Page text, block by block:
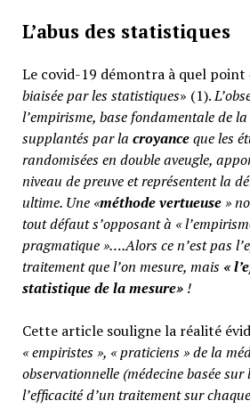
L’abus des statistiques
Le covid-19 démontra à quel point
biaisée par les statistiques» (1).
l’empirisme, base fondamentale de
supplantés par la croyanceque les
randomisées en double aveugle,
niveau de preuve et représentent la
ultime. Une «méthode vertueuse»
tout défaut s’opposant à «
pragmatique »….Alors ce n’est pas
traitement que l’on mesure, mais «
statistique de la mesure» !
Cette article souligne la réalité
« empiristes », « praticiens » de la
observationnelle (médecine basée
l’efficacité d’un traitement sur